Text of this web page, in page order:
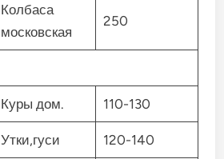
Колбаса
московская
250
Куры дом. 110-130
Утки,гуси 120-140